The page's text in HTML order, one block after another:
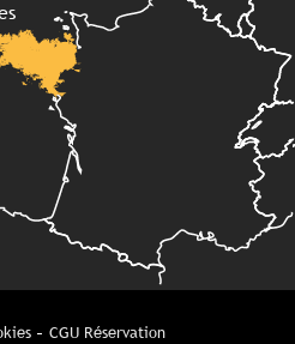
CGU Réservation